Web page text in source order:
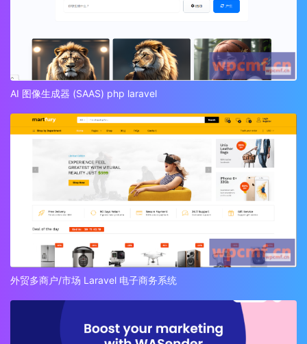
AI 图像生成器 (SAAS) php laravel
外贸多商户/市场 Laravel 电子商务系统